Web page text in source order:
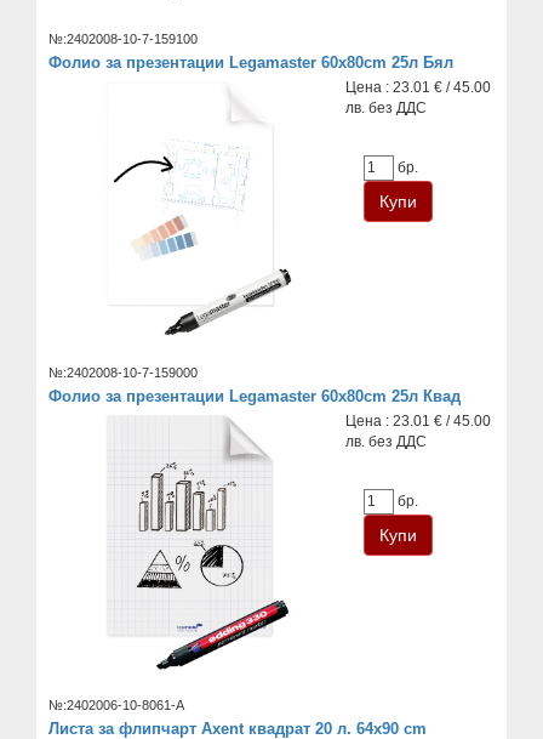
№:2402008-10-7-159100
Фолио за презентации Legamaster 60x80cm 25л Бял
Цена : 23.01 € / 45.00
лв. без ДДС
бр.
№:2402008-10-7-159000
Фолио за презентации Legamaster 60x80cm 25л Квад
Цена : 23.01 € / 45.00
лв. без ДДС
бр.
№:2402006-10-8061-A
Листа за флипчарт Axent квадрат 20 л. 64x90 cm